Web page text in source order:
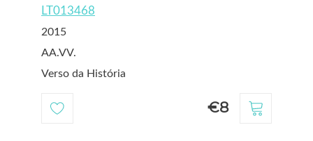
LT013468
2015
AA.VV.
Verso da História
€8